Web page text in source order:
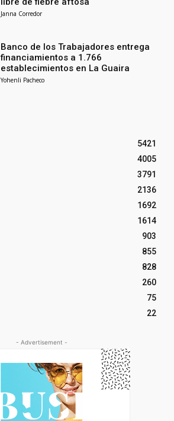
Janna Corredor
Banco de los Trabajadores entrega
financiamientos a 1.766
establecimientos en La Guaira
Yohenli Pacheco
5421
4005
3791
2136
1692
1614
903
855
828
260
75
22
- Advertisement -